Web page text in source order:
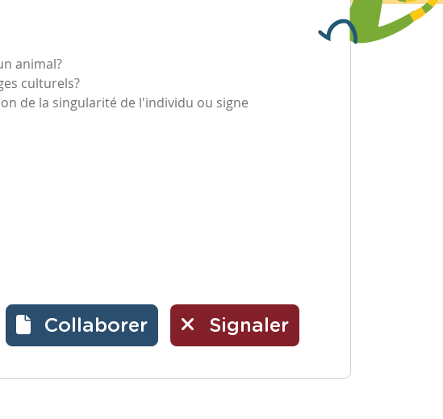
animal?
culturels?
de la singularité de l'individu ou signe
Collaborer Signaler